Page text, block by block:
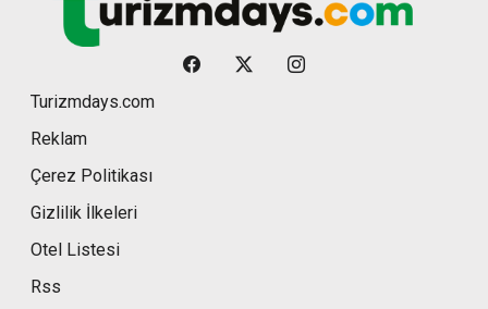
Turizmdays.com
Reklam
Çerez Politikası
Gizlilik İlkeleri
Otel Listesi
Rss